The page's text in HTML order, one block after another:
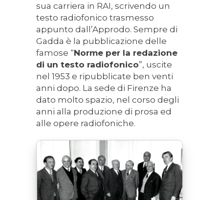
sua carriera in RAI, scrivendo un
testo radiofonico trasmesso
appunto dall’Approdo. Sempre di
Gadda è la pubblicazione delle
famose “Norme per la redazione
di un testo radiofonico”, uscite
nel 1953 e ripubblicate ben venti
anni dopo. La sede di Firenze ha
dato molto spazio, nel corso degli
anni alla produzione di prosa ed
alle opere radiofoniche.